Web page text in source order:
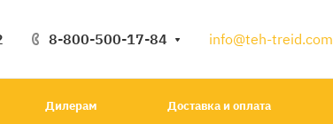
8-800-500-17-84 info@teh-treid.com
Дилерам Доставка и оплата